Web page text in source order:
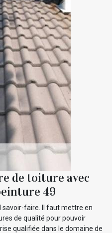
de toiture avec
49
savoir-faire. Il faut mettre en
de qualité pour pouvoir
qualifiée dans le domaine de